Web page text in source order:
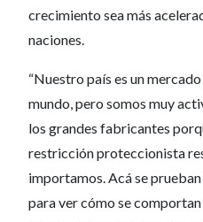
crecimiento sea más
naciones.
“Nuestro país es un
mundo, pero somos muy
los grandes fabricantes
restricción proteccionista
importamos. Acá se
para ver cómo se